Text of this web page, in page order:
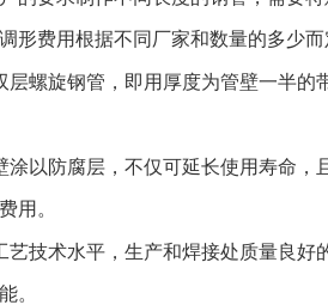
形费用根据不同厂家和数量的多少而
层螺旋钢管 ，即用厚度为管壁一半
以防腐层，不仅可延长使用寿命
用。
技术水平，生产和焊接处质量良好
。